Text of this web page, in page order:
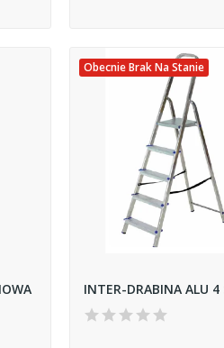
Obecnie Brak Na Stanie